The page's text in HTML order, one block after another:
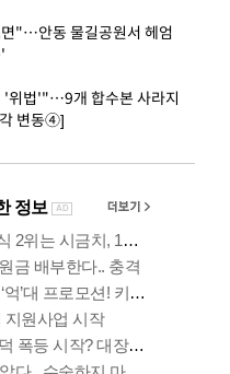
"…안동 물길공원서 헤엄
'위법'"…9개 합수본 사라지
변동④]